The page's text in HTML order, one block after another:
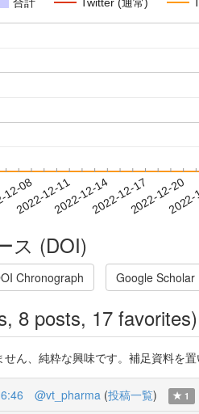
08
2022-12-112022-12-142022-12-172022-12-20
ス (DOI)
Chronograph Google Scholar
8 posts, 17 favorites)
ん、純粋な興味です。補足資料を
@vt_pharma (投稿一覧) 1